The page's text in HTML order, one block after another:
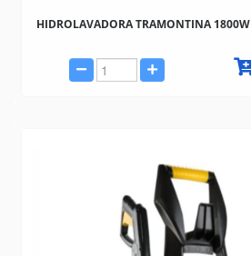
HIDROLAVADORA TRAMONTINA 1800W